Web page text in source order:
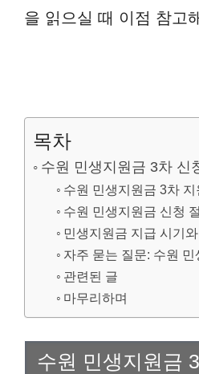
을 읽으실 때 이점 참고
목차
수원 민생지원금 3차 신
수원 민생지원금 3차 지
수원 민생지원금 신청
민생지원금 지급 시기
자주 묻는 질문: 수원
관련된 글
마무리하며
수원 민생지원금